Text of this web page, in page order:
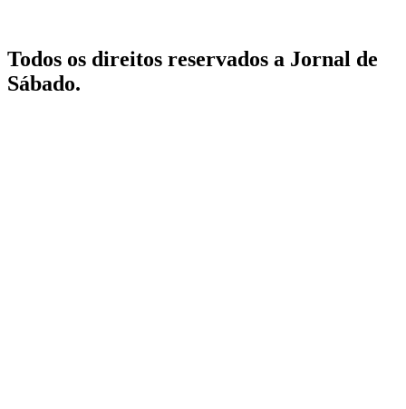
Todos os direitos reservados a Jornal de
Sábado.